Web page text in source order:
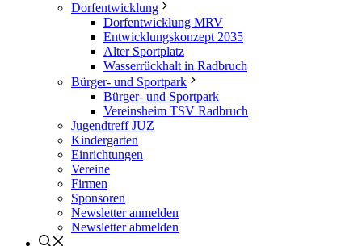
Dorfentwicklung
Dorfentwicklung MRV
Entwicklungskonzept 2035
Alter Sportplatz
Wasserrückhalt in Radbruch
Bürger- und Sportpark
Bürger- und Sportpark
Vereinsheim TSV Radbruch
Jugendtreff JUZ
Kindergarten
Einrichtungen
Vereine
Firmen
Sponsoren
Newsletter anmelden
Newsletter abmelden